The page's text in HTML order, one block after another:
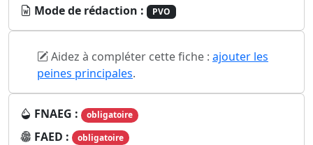
Mode de rédaction : PVO
Aidez à compléter cette fiche : ajouter les
peines principales.
FNAEG : obligatoire
FAED : obligatoire